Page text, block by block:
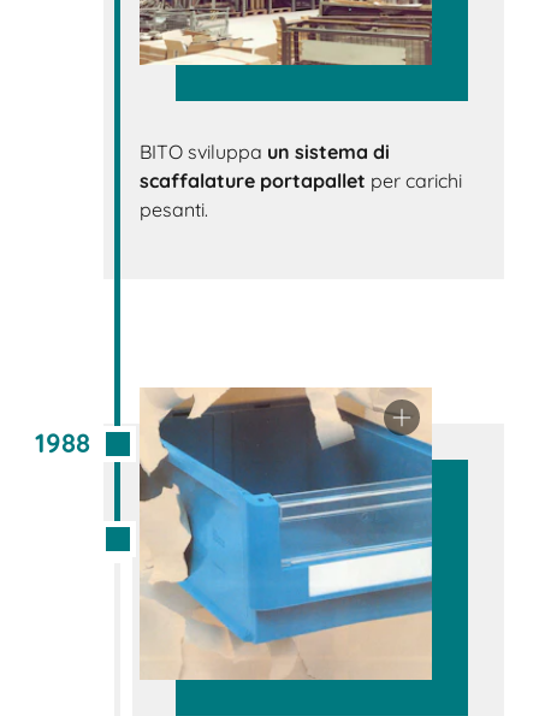
BITO sviluppa un sistema di
scaffalature portapallet per carichi
pesanti.
1988